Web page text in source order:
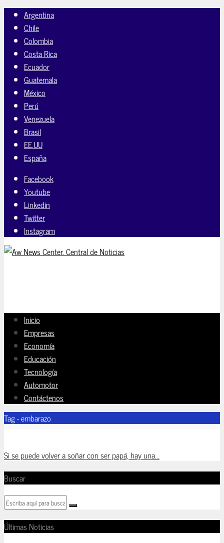
Argentina
Chile
Colombia
Costa Rica
Ecuador
Guatemala
México
Perú
Venezuela
Brasil
EE.UU
España
Facebook
Youtube
Linkedin
Twitter
Instagram
Inicio
Empresas
Economía
Educación
Tecnología
Automotor
Contáctenos
Tag - embarazo
Si se puede volver a soñar con ser papá, hay una...
Buscar
Últimas Noticias